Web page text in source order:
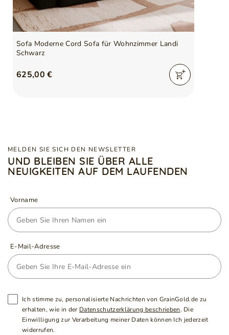
Sofa Moderne Cord Sofa für Wohnzimmer Landi
Schwarz
625,00 €
MELDEN SIE SICH DEN NEWSLETTER
UND BLEIBEN SIE ÜBER ALLE
NEUIGKEITEN AUF DEM LAUFENDEN
Vorname
E-Mail-Adresse
Ich stimme zu, personalisierte Nachrichten von GrainGold.de zu
erhalten, wie in der Datenschutzerklärung beschrieben. Die
Einwilligung zur Verarbeitung meiner Daten können Ich jederzeit
widerrufen.